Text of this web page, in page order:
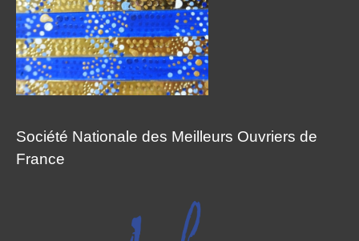
Société Nationale des Meilleurs Ouvriers de
France